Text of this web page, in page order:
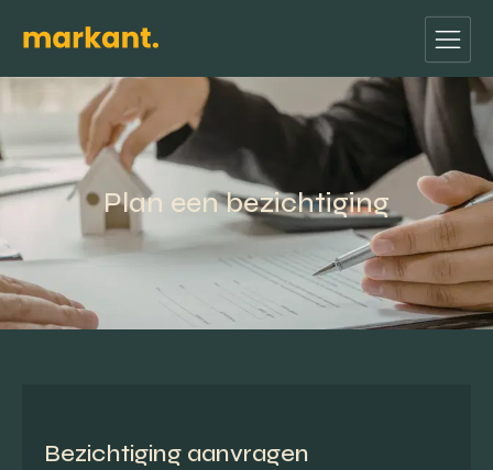
Plan een bezichtiging
Bezichtiging aanvragen